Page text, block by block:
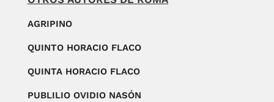
AGRIPINO
QUINTO HORACIO FLACO
QUINTA HORACIO FLACO
PUBLILIO OVIDIO NASÓN